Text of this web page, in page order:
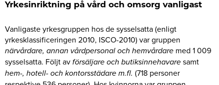
Yrkesinriktning på vård och omsorg vanligast
Vanligaste yrkesgruppen hos de sysselsatta (enligt
yrkesklassificeringen 2010, ISCO-2010) var gruppen
närvårdare, annan vårdpersonal och hemvårdare med 1 009
sysselsatta. Följt avförsäljare och butiksinnehavaresamt
hem-, hotell- och kontorsstädare m.fl. (718 personer